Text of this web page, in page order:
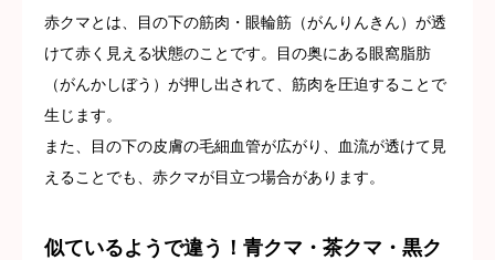
赤クマとは、目の下の筋肉・眼輪筋（がんりんきん）が透
けて赤く見える状態のことです。目の奥にある眼窩脂肪
（がんかしぼう）が押し出されて、筋肉を圧迫することで
生じます。
また、目の下の皮膚の毛細血管が広がり、血流が透けて見
えることでも、赤クマが目立つ場合があります。
似ているようで違う！青クマ・茶クマ・黒ク